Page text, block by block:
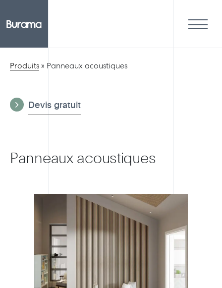
Produits» Panneaux acoustiques
Devis gratuit
Panneaux acoustiques